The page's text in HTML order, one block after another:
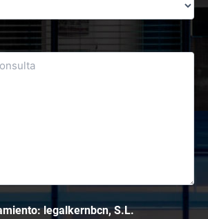
legalkernbcn, S.L.